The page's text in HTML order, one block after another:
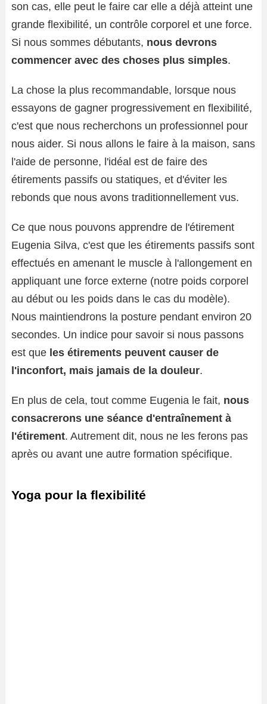
son cas, elle peut le faire car elle a déjà atteint une
grande flexibilité, un contrôle corporel et une force.
Si nous sommes débutants, nous devrons
commencer avec des choses plus simples.
La chose la plus recommandable, lorsque nous
essayons de gagner progressivement en flexibilité,
c'est que nous recherchons un professionnel pour
nous aider. Si nous allons le faire à la maison, sans
l'aide de personne, l'idéal est de faire des
étirements passifs ou statiques, et d'éviter les
rebonds que nous avons traditionnellement vus.
Ce que nous pouvons apprendre de l'étirement
Eugenia Silva, c'est que les étirements passifs sont
effectués en amenant le muscle à l'allongement en
appliquant une force externe (notre poids corporel
au début ou les poids dans le cas du modèle).
Nous maintiendrons la posture pendant environ 20
secondes. Un indice pour savoir si nous passons
est que les étirements peuvent causer de
l'inconfort, mais jamais de la douleur.
En plus de cela, tout comme Eugenia le fait, nous
consacrerons une séance d'entraînement à
l'étirement. Autrement dit, nous ne les ferons pas
après ou avant une autre formation spécifique.
Yoga pour la flexibilité